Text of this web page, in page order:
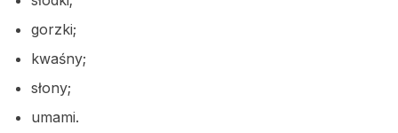
gorzki;
kwaśny;
słony;
umami.